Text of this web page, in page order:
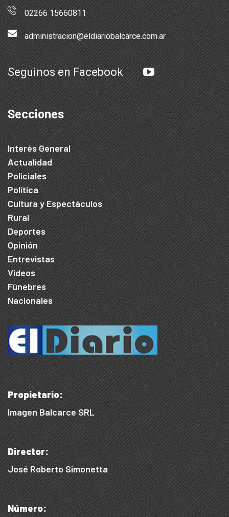
02266 15660811
administracion@eldiariobalcarce.com.ar
Seguinos en Facebook
Secciones
Interés General
Actualidad
Policiales
Política
Cultura y Espectáculos
Rural
Deportes
Opinión
Entrevistas
Videos
Fúnebres
Nacionales
Propietario:
Imagen Balcarce SRL
Director:
José Roberto Simonetta
Número: